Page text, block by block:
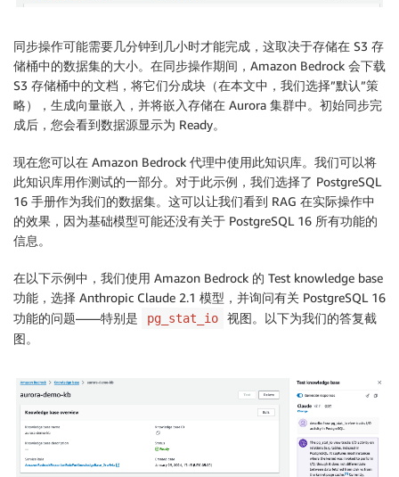
同步操作可能需要几分钟到几小时才能完成，这取决于存储在 S3 存
储桶中的数据集的大小。在同步操作期间，Amazon Bedrock 会下载
S3 存储桶中的文档，将它们分成块（在本文中，我们选择”默认”策
略），生成向量嵌入，并将嵌入存储在 Aurora 集群中。初始同步完
成后，您会看到数据源显示为 Ready。
现在您可以在 Amazon Bedrock 代理中使用此知识库。我们可以将
此知识库用作测试的一部分。对于此示例，我们选择了 PostgreSQL
16 手册作为我们的数据集。这可以让我们看到 RAG 在实际操作中
的效果，因为基础模型可能还没有关于 PostgreSQL 16 所有功能的
信息。
在以下示例中，我们使用 Amazon Bedrock 的 Test knowledge base
功能，选择 Anthropic Claude 2.1 模型，并询问有关 PostgreSQL 16
功能的问题——特别是
pg_stat_io
视图。以下为我们的答复截
图。